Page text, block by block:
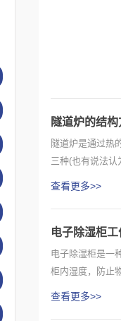
隧道炉的结
隧道炉是通过热
三种(也有说法
域，逐步...
查看更多>>
电子除湿柜
电子除湿柜是一
柜内湿度，防止
通过降低...
查看更多>>